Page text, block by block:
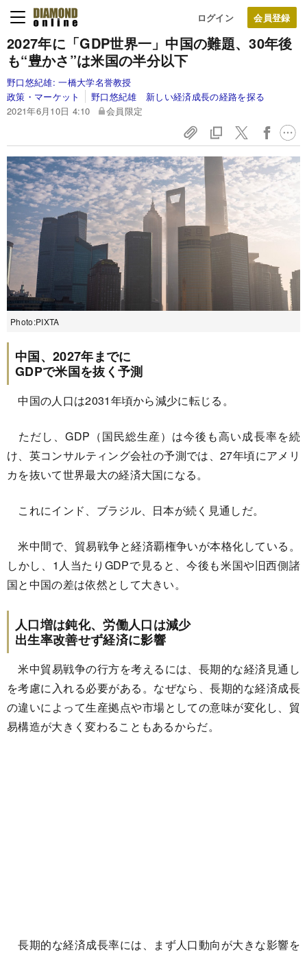
ログイン
2027年に「GDP世界一」中国の難題、30年後
も“豊かさ”は米国の半分以下
野口悠紀雄:一橋大学名誉教授
政策・マーケット
野口悠紀雄 新しい経済成長の経路を探る
2021年6月10日 4:10
会員限定
Photo:PIXTA
中国、2027年までに
GDPで米国を抜く予測
中国の人口は2031年頃から減少に転じる。
ただし、GDP（国民総生産）は今後も高い成長率を続
け、英コンサルティング会社の予測では、27年頃にアメリ
カを抜いて世界最大の経済大国になる。
これにインド、ブラジル、日本が続く見通しだ。
米中間で、貿易戦争と経済覇権争いが本格化している。
しかし、1人当たりGDPで見ると、今後も米国や旧西側諸
国と中国の差は依然として大きい。
人口増は鈍化、労働人口は減少
出生率改善せず経済に影響
米中貿易戦争の行方を考えるには、長期的な経済見通し
を考慮に入れる必要がある。なぜなら、長期的な経済成長
の違いによって生産拠点や市場としての意味が変化し、貿
易構造が大きく変わることもあるからだ。
長期的な経済成長率には、まず人口動向が大きな影響を